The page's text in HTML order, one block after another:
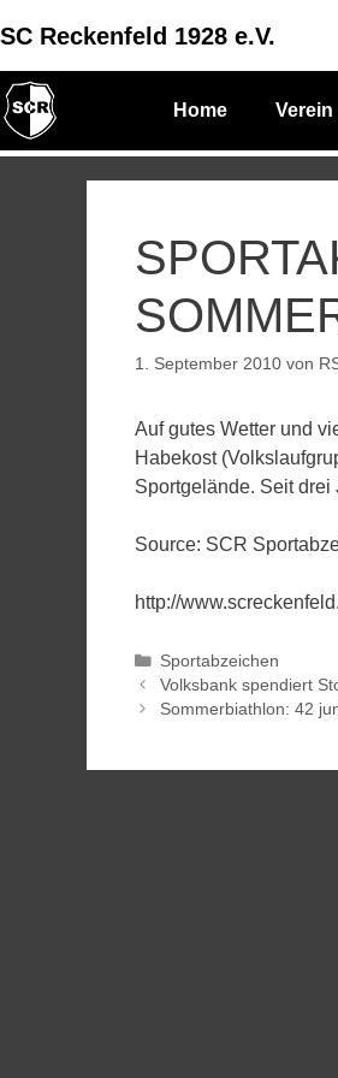
SC Reckenfeld 1928 e.V.
Home Verein
1. September 2010 von
Auf gutes Wetter und
Habekost
Sportgelände. Seit
Source: SCR
http://
Sportabzeichen
Volksbank spendiert
Sommerbiathlon: 42